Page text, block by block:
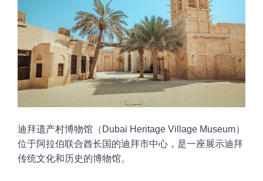
迪拜遗产村博物馆（Dubai Heritage Village Museum）
位于阿拉伯联合酋长国的迪拜市中心，是一座展示迪拜
传统文化和历史的博物馆。